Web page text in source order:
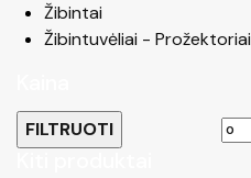
Žibintai
Žibintuvėliai - Prožektoriai
Min
FILTRUOTI